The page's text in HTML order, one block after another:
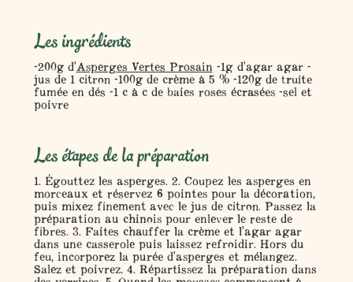
Les ingrédients
-200g d'Asperges Vertes Prosain -1g d'agar agar -
jus de 1 citron -100g de crème à 5 % -120g de truite
fumée en dés -1 c à c de baies roses écrasées -sel et
poivre
Les étapes de la préparation
1. Égouttez les asperges. 2. Coupez les asperges en
morceaux et réservez 6 pointes pour la décoration,
puis mixez finement avec le jus de citron. Passez la
préparation au chinois pour enlever le reste de
fibres. 3. Faites chauffer la crème et l'agar agar
dans une casserole puis laissez refroidir. Hors du
feu, incorporez la purée d'asperges et mélangez.
Salez et poivrez. 4. Répartissez la préparation dans